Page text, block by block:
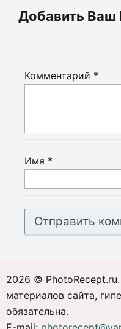
Добавить Ваш
Комментарий *
Имя *
2026 ©
материалов сайта,
обязательна.